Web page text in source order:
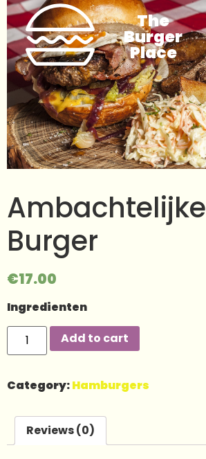
The
Burger
Place
Ambachtelijke
Burger
€17.00
Ingredienten
Add to cart
Category:Hamburgers
Reviews (0)